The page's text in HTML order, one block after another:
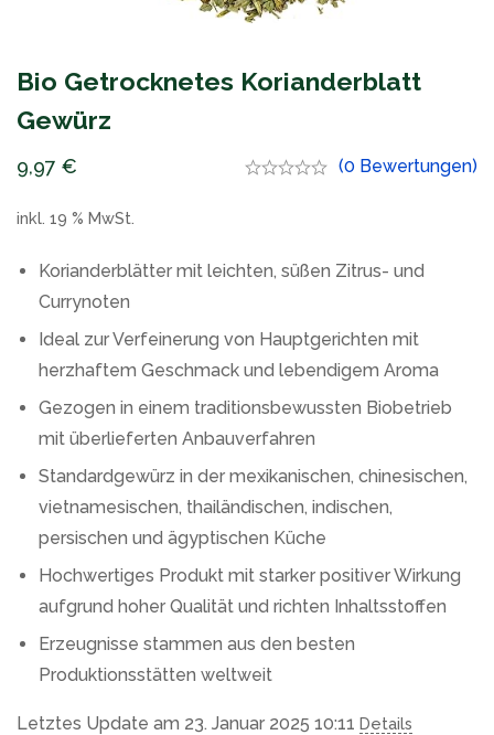
Bio Getrocknetes Korianderblatt
Gewürz
9,97 € (0 Bewertungen)
inkl. 19 % MwSt.
Korianderblätter mit leichten, süßen Zitrus- und
Currynoten
Ideal zur Verfeinerung von Hauptgerichten mit
herzhaftem Geschmack und lebendigem Aroma
Gezogen in einem traditionsbewussten Biobetrieb
mit überlieferten Anbauverfahren
Standardgewürz in der mexikanischen, chinesischen,
vietnamesischen, thailändischen, indischen,
persischen und ägyptischen Küche
Hochwertiges Produkt mit starker positiver Wirkung
aufgrund hoher Qualität und richten Inhaltsstoffen
Erzeugnisse stammen aus den besten
Produktionsstätten weltweit
Letztes Update am 23. Januar 2025 10:11 Details